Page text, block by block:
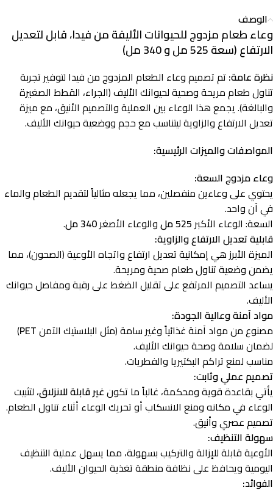
الوصف
وعاء طعام مزدوج للحيوانات الأليفة من فيدا، قابل لتعديل
الارتفاع (سعة 525 مل و 340 مل)
نظرة عامة: تم تصميم وعاء الطعام المزدوج من فيدا لتوفير تجربة
تناول طعام مريحة وصحية لحيوانك الأليف (الجراء، القطط الصغيرة
والبالغة). يجمع هذا الوعاء بين العملية والتصميم الأنيق، مع ميزة
تعديل الارتفاع والزاوية ليتناسب مع حجم ووضعية حيوانك الأليف.
المواصفات والميزات الرئيسية:
وعاء مزدوج السعة:
يحتوي على وعاءين منفصلين، مما يجعله مثالياً لتقديم الطعام والماء
في آن واحد.
السعة: الوعاء الأكبر525 مل والوعاء الأصغر340 مل
.
قابلية تعديل الارتفاع والزاوية:
الميزة الأبرز هي إمكانية تعديل ارتفاع واتجاه الأوعية (الصحون)، مما
يضمن وضعية تناول طعام صحية ومريحة.
يساعد التصميم المرتفع على تقليل الضغط على رقبة ومفاصل حيوانك
الأليف.
مواد آمنة وعالية الجودة:
مصنوع من مواد آمنة غذائياً وغير سامة (مثل البلاستيك الآمنPET
)
لضمان سلامة وصحة حيوانك الأليف.
مناسب لمنع تراكم البكتيريا والفطريات.
تصميم عملي وثابت:
يأتي بقاعدة قوية ومحكمة، غالباً ما تكونغير قابلة للانزلاق، لتثبيت
الوعاء في مكانه ومنع الانسكاب أو تحريك الوعاء أثناء تناول الطعام.
تصميم عصري وأنيق.
سهولة التنظيف:
الأوعية قابلة للإزالة والتركيب بسهولة، مما يسهل عملية التنظيف
اليومية ويحافظ على نظافة منطقة تغذية الحيوان الأليف.
الفوائد: